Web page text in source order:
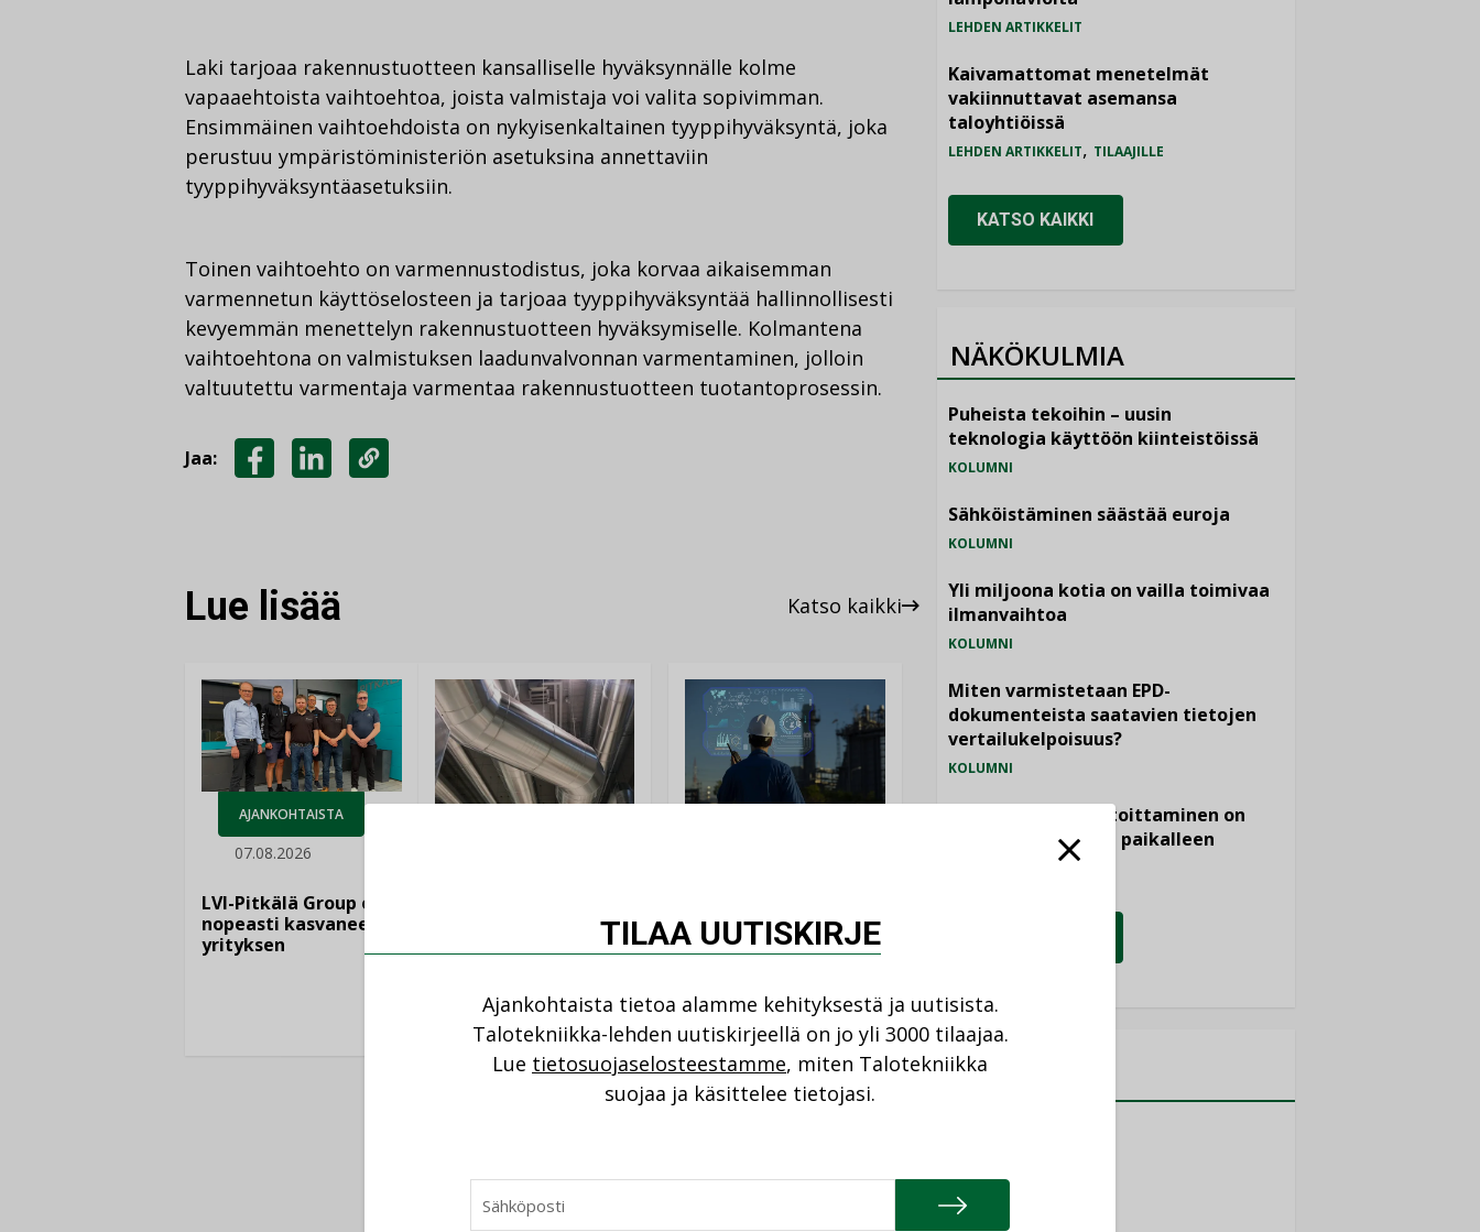
Laki tarjoaa rakennustuotteen kansalliselle hyväksynnälle kolme
vapaaehtoista vaihtoehtoa, joista valmistaja voi valita sopivimman.
Ensimmäinen vaihtoehdoista on nykyisenkaltainen tyyppihyväksyntä, joka
perustuu ympäristöministeriön asetuksina annettaviin
tyyppihyväksyntäasetuksiin.
Toinen vaihtoehto on varmennustodistus, joka korvaa aikaisemman
varmennetun käyttöselosteen ja tarjoaa tyyppihyväksyntää hallinnollisesti
kevyemmän menettelyn rakennustuotteen hyväksymiselle. Kolmantena
vaihtoehtona on valmistuksen laadunvalvonnan varmentaminen, jolloin
valtuutettu varmentaja varmentaa rakennustuotteen tuotantoprosessin.
Jaa:
Lue lisää Katso kaikki
AJANKOHTAISTA
07.08.2026
LVI-Pitkälä Group osti
nopeasti kasvaneen
yrityksen
Puutteellinen eristys
Sähköistyminen
kasvaa voimakkaasti:
teknologiat tuodaan
yhteen”
LEHDEN ARTIKKELIT
Kaivamattomat menetelmät
vakiinnuttavat asemansa
taloyhtiöissä
LEHDEN ARTIKKELIT, TILAAJILLE
KATSO KAIKKI
NÄKÖKULMIA
Puheista tekoihin – uusin
teknologia käyttöön kiinteistöissä
KOLUMNI
Sähköistäminen säästää euroja
KOLUMNI
Yli miljoona kotia on vailla toimivaa
ilmanvaihtoa
KOLUMNI
Miten varmistetaan EPD-
dokumenteista saatavien tietojen
vertailukelpoisuus?
KOLUMNI
Vesi- ja viemärimitoittaminen on
jämähtänyt ajassa paikalleen
NIMITYKSET
Refair
TILAA UUTISKIRJE
Ajankohtaista tietoa alamme kehityksestä ja uutisista.
Talotekniikka-lehden uutiskirjeellä on jo yli 3000 tilaajaa.
Lue tietosuojaselosteestamme, miten Talotekniikka
suojaa ja käsittelee tietojasi.